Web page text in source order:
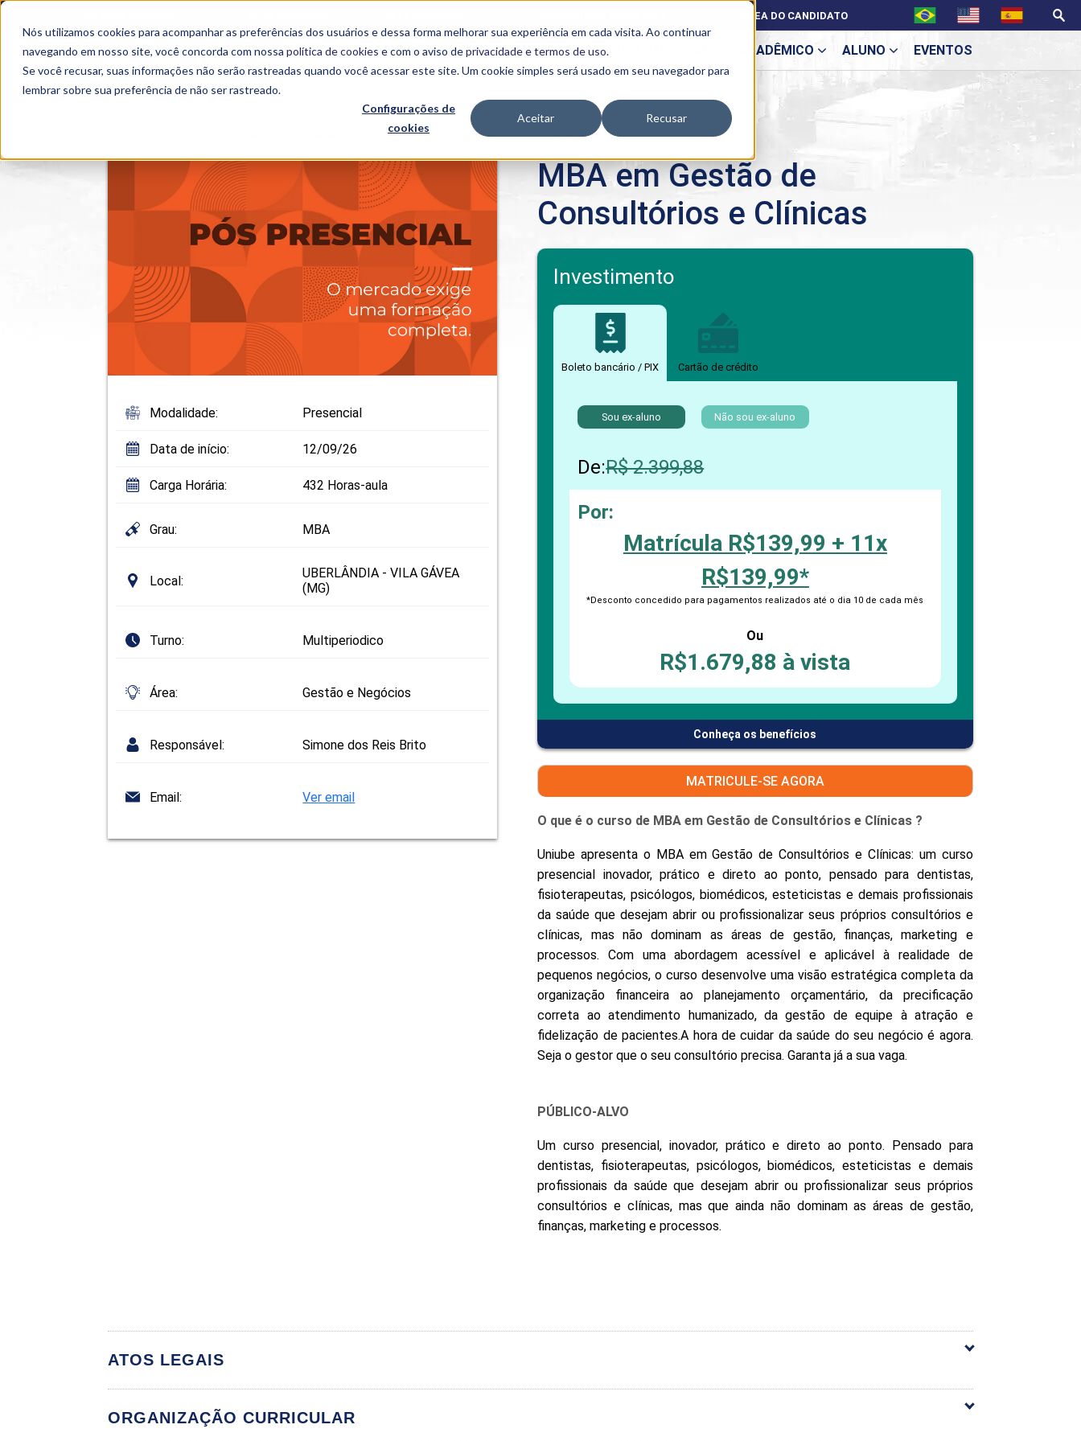
Nós utilizamos cookies para acompanhar as preferências dos usuários e dessa forma melhorar sua experiência em cada visita. Ao continuar
navegando em nosso site, você concorda com nossa política de cookies e com o aviso deprivacidade e termos de uso.
Se você recusar, suas informações não serão rastreadas quando você acessar este site. Um cookie simples será usado em seu navegador para
lembrar sobre sua preferência de não ser rastreado.
Configurações de
cookies
Aceitar Recusar
SEMIPRESENCIAL PRESENCIAL EAD BENEFÍCIOS ACADÊMICO
Acadêmicos
PROEST
PIME
Extensão
MPHU
PROES
PROPEPE
ALUNO EVENTOS
ÁREA DO CANDIDATO
MBA em Gestão de Consultórios e Clínicas
Modalidade: Presencial
Data de início: 12/09/26
Carga Horária: 432 Horas-aula
Grau: MBA
Local:
UBERLÂNDIA - VILA GÁVEA
(MG)
Turno: Multiperiodico
Área: Gestão e Negócios
Responsável: Simone dos Reis Brito
Email: Ver email
MBA em Gestão de
Consultórios e Clínicas
Investimento
Boleto bancário / PIX Cartão de crédito
Sou ex-aluno Não sou ex-aluno
De:R$ 2.399,88
Por:
Matrícula R$139,99 + 11x
R$139,99*
*Desconto concedido para pagamentos realizados até o dia 10 de cada mês
Ou
R$1.679,88 à vista
Conheça os benefícios
MATRICULE-SE AGORA
O que é o curso de MBA em Gestão de Consultórios e Clínicas ?
Uniube apresenta o MBA em Gestão de Consultórios e Clínicas: um curso
presencial inovador, prático e direto ao ponto, pensado para dentistas,
fisioterapeutas, psicólogos, biomédicos, esteticistas e demais profissionais
da saúde que desejam abrir ou profissionalizar seus próprios consultórios e
clínicas, mas não dominam as áreas de gestão, finanças, marketing e
processos. Com uma abordagem acessível e aplicável à realidade de
pequenos negócios, o curso desenvolve uma visão estratégica completa da
organização financeira ao planejamento orçamentário, da precificação
correta ao atendimento humanizado, da gestão de equipe à atração e
fidelização de pacientes.A hora de cuidar da saúde do seu negócio é agora.
Seja o gestor que o seu consultório precisa. Garanta já a sua vaga.
PÚBLICO-ALVO
Um curso presencial, inovador, prático e direto ao ponto. Pensado para
dentistas, fisioterapeutas, psicólogos, biomédicos, esteticistas e demais
profissionais da saúde que desejam abrir ou profissionalizar seus próprios
consultórios e clínicas, mas que ainda não dominam as áreas de gestão,
finanças, marketing e processos.
ATOS LEGAIS
ORGANIZAÇÃO CURRICULAR